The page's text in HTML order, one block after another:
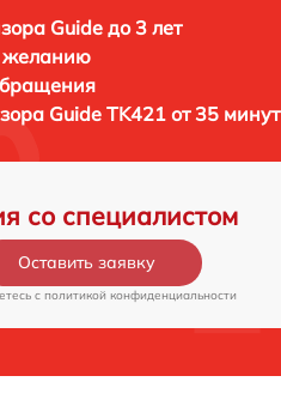
Guide до 3 лет
желанию
Guide TK421 от 35 минут
со специалистом
Оставить заявку
c политикой конфиденциальности